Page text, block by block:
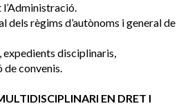
dels règims d’autònoms i general de
disciplinaris,
convenis.
EN DRET I